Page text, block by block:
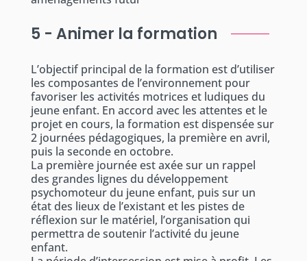
5 - Animer la formation
L’objectif principal de la formation est d’utiliser
les composantes de l’environnement pour
favoriser les activités motrices et ludiques du
jeune enfant. En accord avec les attentes et le
projet en cours, la formation est dispensée sur
2 journées pédagogiques, la première en avril,
puis la seconde en octobre.
La première journée est axée sur un rappel
des grandes lignes du développement
psychomoteur du jeune enfant, puis sur un
état des lieux de l’existant et les pistes de
réflexion sur le matériel, l’organisation qui
permettra de soutenir l’activité du jeune
enfant.